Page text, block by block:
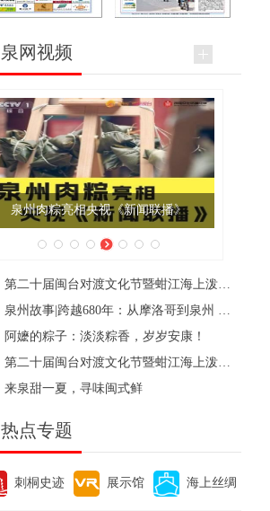
泉网视频
泉州肉粽亮相央视《新闻联播》
阿嬷的粽子：淡淡粽香，岁岁安康！
来泉甜一夏，寻味闽式鲜
热点专题
刺桐史迹 展示馆 海上丝绸